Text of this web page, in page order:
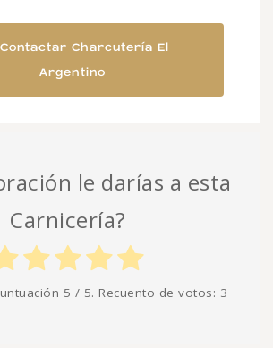
Contactar Charcutería El
Argentino
le darías a esta
Carnicería?
5 / 5. Recuento de votos: 3